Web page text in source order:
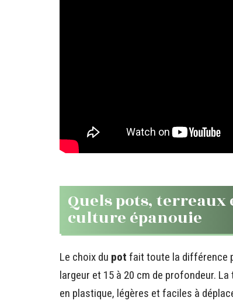
Quels pots,
culture épanouie
Le choix du pot fait toute la différence
largeur et 15 à 20 cm de profondeur.
en plastique, légères et faciles à